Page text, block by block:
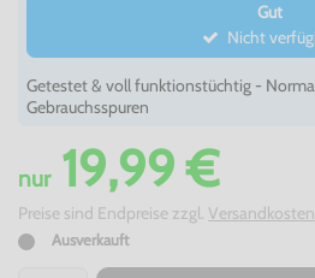
Gut
Nicht
Getestet & voll funktionstüchtig -
Gebrauchsspuren
nur19,99 €
Preise sind Endpreise zzgl. Versandkosten
Ausverkauft